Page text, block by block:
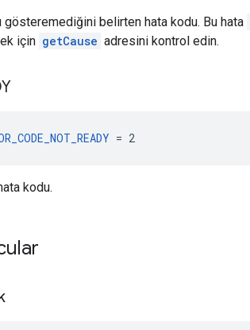
gösteremediğini belirten hata kodu. Bu hata
için getCause adresini kontrol edin.
= 2
kodu.